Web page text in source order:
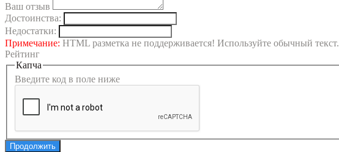
Ваш отзыв
Достоинства:
Недостатки:
Примечание: HTML разметка не поддерживается! Используйте обычный текст.
Рейтинг
Капча
Введите код в поле ниже
Продолжить